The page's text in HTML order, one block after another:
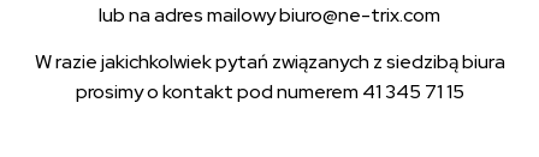
lub na adres mailowy biuro@ne-trix.com
W razie jakichkolwiek pytań związanych z siedzibą biura
prosimy o kontakt pod numerem 41 345 71 15